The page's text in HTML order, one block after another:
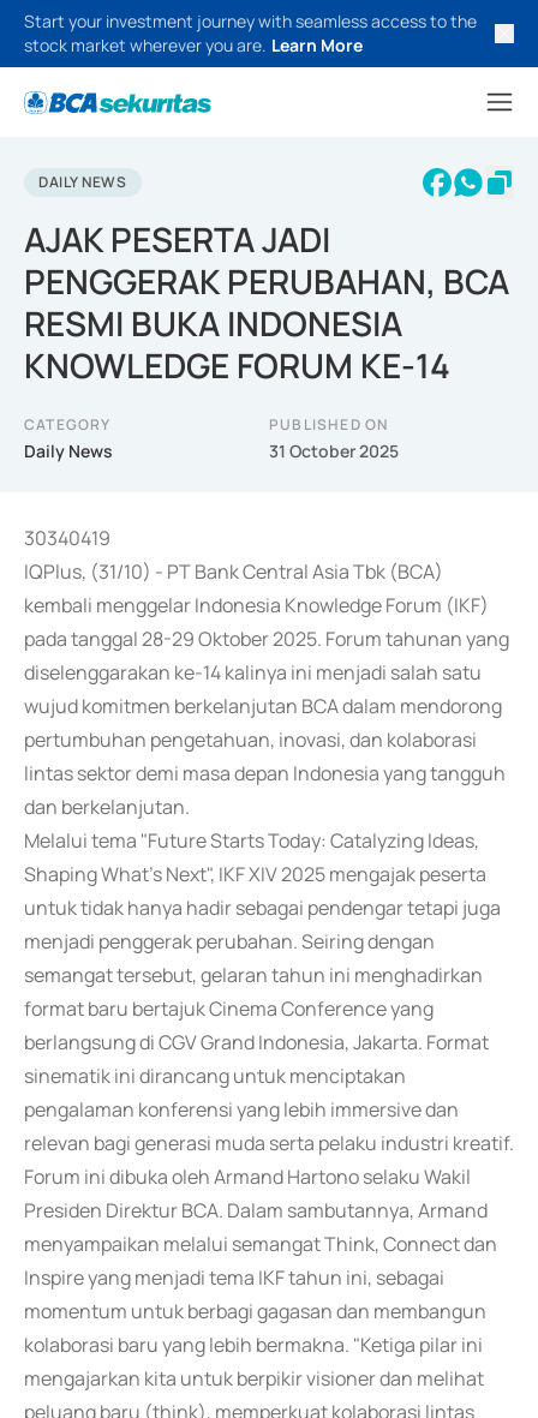
Start your investment journey with seamless access to the
stock market wherever you are. Learn More
DAILY NEWS
AJAK PESERTA JADI
PENGGERAK PERUBAHAN, BCA
RESMI BUKA INDONESIA
KNOWLEDGE FORUM KE-14
CATEGORY
Daily News
PUBLISHED ON
31 October 2025
30340419
IQPlus, (31/10) - PT Bank Central Asia Tbk (BCA)
kembali menggelar Indonesia Knowledge Forum (IKF)
pada tanggal 28-29 Oktober 2025. Forum tahunan yang
diselenggarakan ke-14 kalinya ini menjadi salah satu
wujud komitmen berkelanjutan BCA dalam mendorong
pertumbuhan pengetahuan, inovasi, dan kolaborasi
lintas sektor demi masa depan Indonesia yang tangguh
dan berkelanjutan.
Melalui tema "Future Starts Today: Catalyzing Ideas,
Shaping What's Next", IKF XIV 2025 mengajak peserta
untuk tidak hanya hadir sebagai pendengar tetapi juga
menjadi penggerak perubahan. Seiring dengan
semangat tersebut, gelaran tahun ini menghadirkan
format baru bertajuk Cinema Conference yang
berlangsung di CGV Grand Indonesia, Jakarta. Format
sinematik ini dirancang untuk menciptakan
pengalaman konferensi yang lebih immersive dan
relevan bagi generasi muda serta pelaku industri kreatif.
Forum ini dibuka oleh Armand Hartono selaku Wakil
Presiden Direktur BCA. Dalam sambutannya, Armand
menyampaikan melalui semangat Think, Connect dan
Inspire yang menjadi tema IKF tahun ini, sebagai
momentum untuk berbagi gagasan dan membangun
kolaborasi baru yang lebih bermakna. "Ketiga pilar ini
mengajarkan kita untuk berpikir visioner dan melihat
peluang baru (think), memperkuat kolaborasi lintas